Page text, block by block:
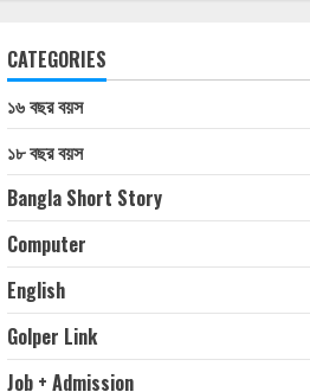
CATEGORIES
১৬ বছর বয়স
১৮ বছর বয়স
Bangla Short Story
Computer
English
Golper Link
Job + Admission